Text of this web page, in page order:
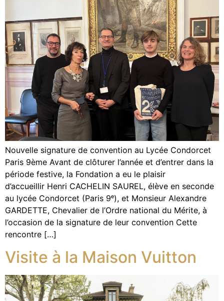
Nouvelle signature de convention au Lycée Condorcet
Paris 9ème Avant de clôturer l’année et d’entrer dans la
période festive, la Fondation a eu le plaisir
d’accueillir Henri CACHELIN SAUREL, élève en seconde
au lycée Condorcet (Paris 9ᵉ), et Monsieur Alexandre
GARDETTE, Chevalier de l’Ordre national du Mérite, à
l’occasion de la signature de leur convention Cette
rencontre […]
Visite à la Maison Vuitton